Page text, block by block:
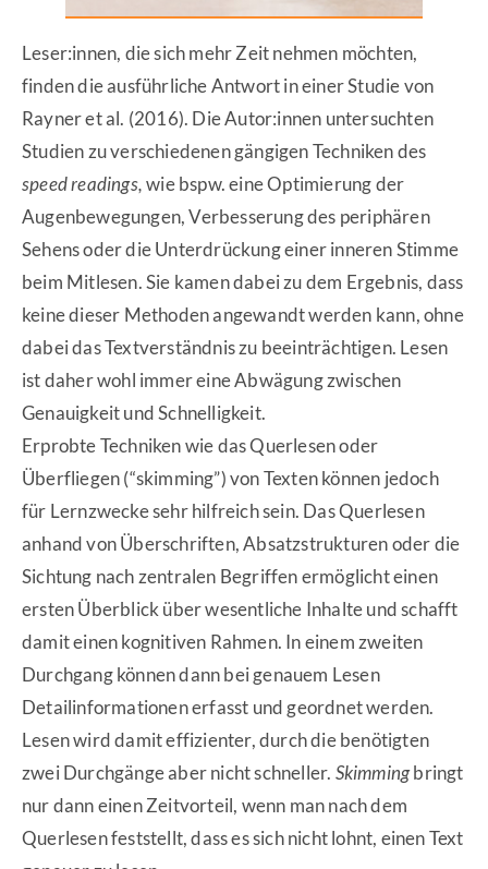
Leser:innen, die sich mehr Zeit nehmen möchten,
finden die ausführliche Antwort in einer Studie von
Rayner et al. (2016). Die Autor:innen untersuchten
Studien zu verschiedenen gängigen Techniken des
speed readings,wie bspw. eine Optimierung der
Augenbewegungen, Verbesserung des periphären
Sehens oder die Unterdrückung einer inneren Stimme
beim Mitlesen. Sie kamen dabei zu dem Ergebnis, dass
keine dieser Methoden angewandt werden kann, ohne
dabei das Textverständnis zu beeinträchtigen. Lesen
ist daher wohl immer eine Abwägung zwischen
Genauigkeit und Schnelligkeit.
Erprobte Techniken wie das Querlesen oder
Überfliegen (“skimming”) von Texten können jedoch
für Lernzwecke sehr hilfreich sein. Das Querlesen
anhand von Überschriften, Absatzstrukturen oder die
Sichtung nach zentralen Begriffen ermöglicht einen
ersten Überblick über wesentliche Inhalte und schafft
damit einen kognitiven Rahmen. In einem zweiten
Durchgang können dann bei genauem Lesen
Detailinformationen erfasst und geordnet werden.
Lesen wird damit effizienter, durch die benötigten
zwei Durchgänge aber nicht schneller. Skimmingbringt
nur dann einen Zeitvorteil, wenn man nach dem
Querlesen feststellt, dass es sich nicht lohnt, einen Text